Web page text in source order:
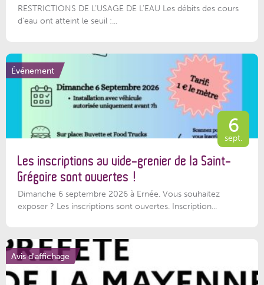
RESTRICTIONS DE L’USAGE DE L’EAU Les débits des cours
d'eau ont atteint le seuil :...
Événement
6
sept.
Les inscriptions au vide-grenier de la Saint-
Grégoire sont ouvertes !
Dimanche 6 septembre 2026 à Ernée. Vous souhaitez
exposer ? Les inscriptions sont ouvertes. Inscription...
Avis d'affichage